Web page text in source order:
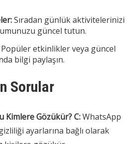
Sıradan günlük aktivitelerinizi
güncel tutun.
Popüler etkinlikler veya güncel
bilgi paylaşın.
Sorular
Kimlere Gözükür?C:WhatsApp
ayarlarına bağlı olarak